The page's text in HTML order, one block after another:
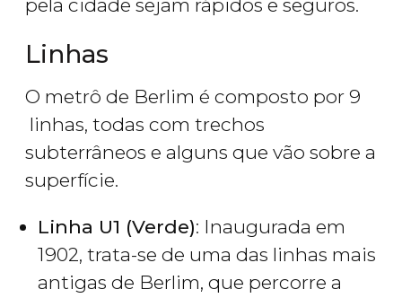
pela cidade sejam rápidos e seguros.
Linhas
O metrô de Berlim é composto por 9
linhas, todas com trechos
subterrâneos e alguns que vão sobre a
superfície.
Linha U1 (Verde): Inaugurada em
1902, trata-se de uma das linhas mais
antigas de Berlim, que percorre a